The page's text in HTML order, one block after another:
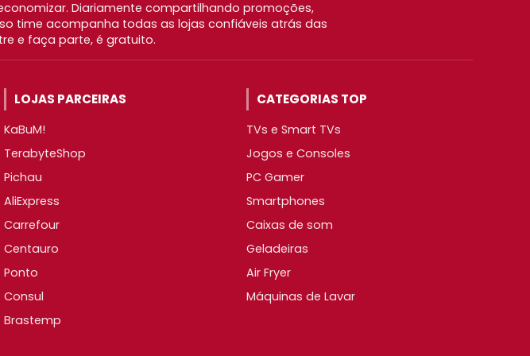
Diariamente compartilhando promoções,
time acompanha todas as lojas confiáveis atrás das
e faça parte, é gratuito.
LOJAS PARCEIRAS
KaBuM!
TerabyteShop
Pichau
AliExpress
Carrefour
Centauro
Ponto
Consul
Brastemp
CATEGORIAS TOP
TVs e Smart TVs
Jogos e Consoles
PC Gamer
Smartphones
Caixas de som
Geladeiras
Air Fryer
Máquinas de Lavar